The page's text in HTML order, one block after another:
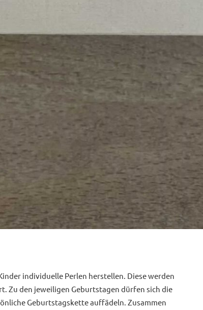
individuelle Perlen herstellen. Diese werden
Zu den jeweiligen Geburtstagen dürfen sich die
Geburtstagskette auffädeln. Zusammen